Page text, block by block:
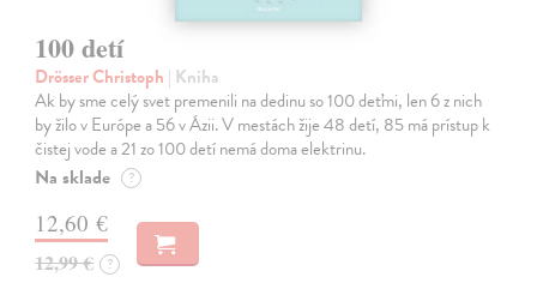
100 detí
Drösser Christoph | Kniha
Ak by sme celý svet premenili na dedinu so 100 deťmi, len 6 z nich
by žilo v Európe a 56 v Ázii. V mestách žije 48 detí, 85 má prístup k
čistej vode a 21 zo 100 detí nemá doma elektrinu.
Na sklade ?
12,60 €
12,99 € ?